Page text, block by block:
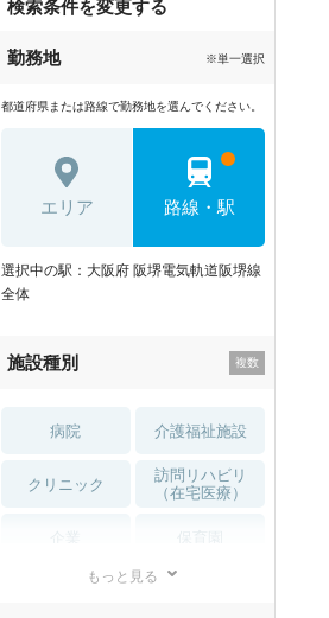
検索条件を変更する
勤務地 ※単一選択
都道府県または路線で勤務地を選んでください。
エリア 路線・駅
選択中の駅：大阪府 阪堺電気軌道阪堺線
全体
施設種別
病院 介護福祉施設
クリニック
訪問リハビリ
（在宅医療）
もっと見る